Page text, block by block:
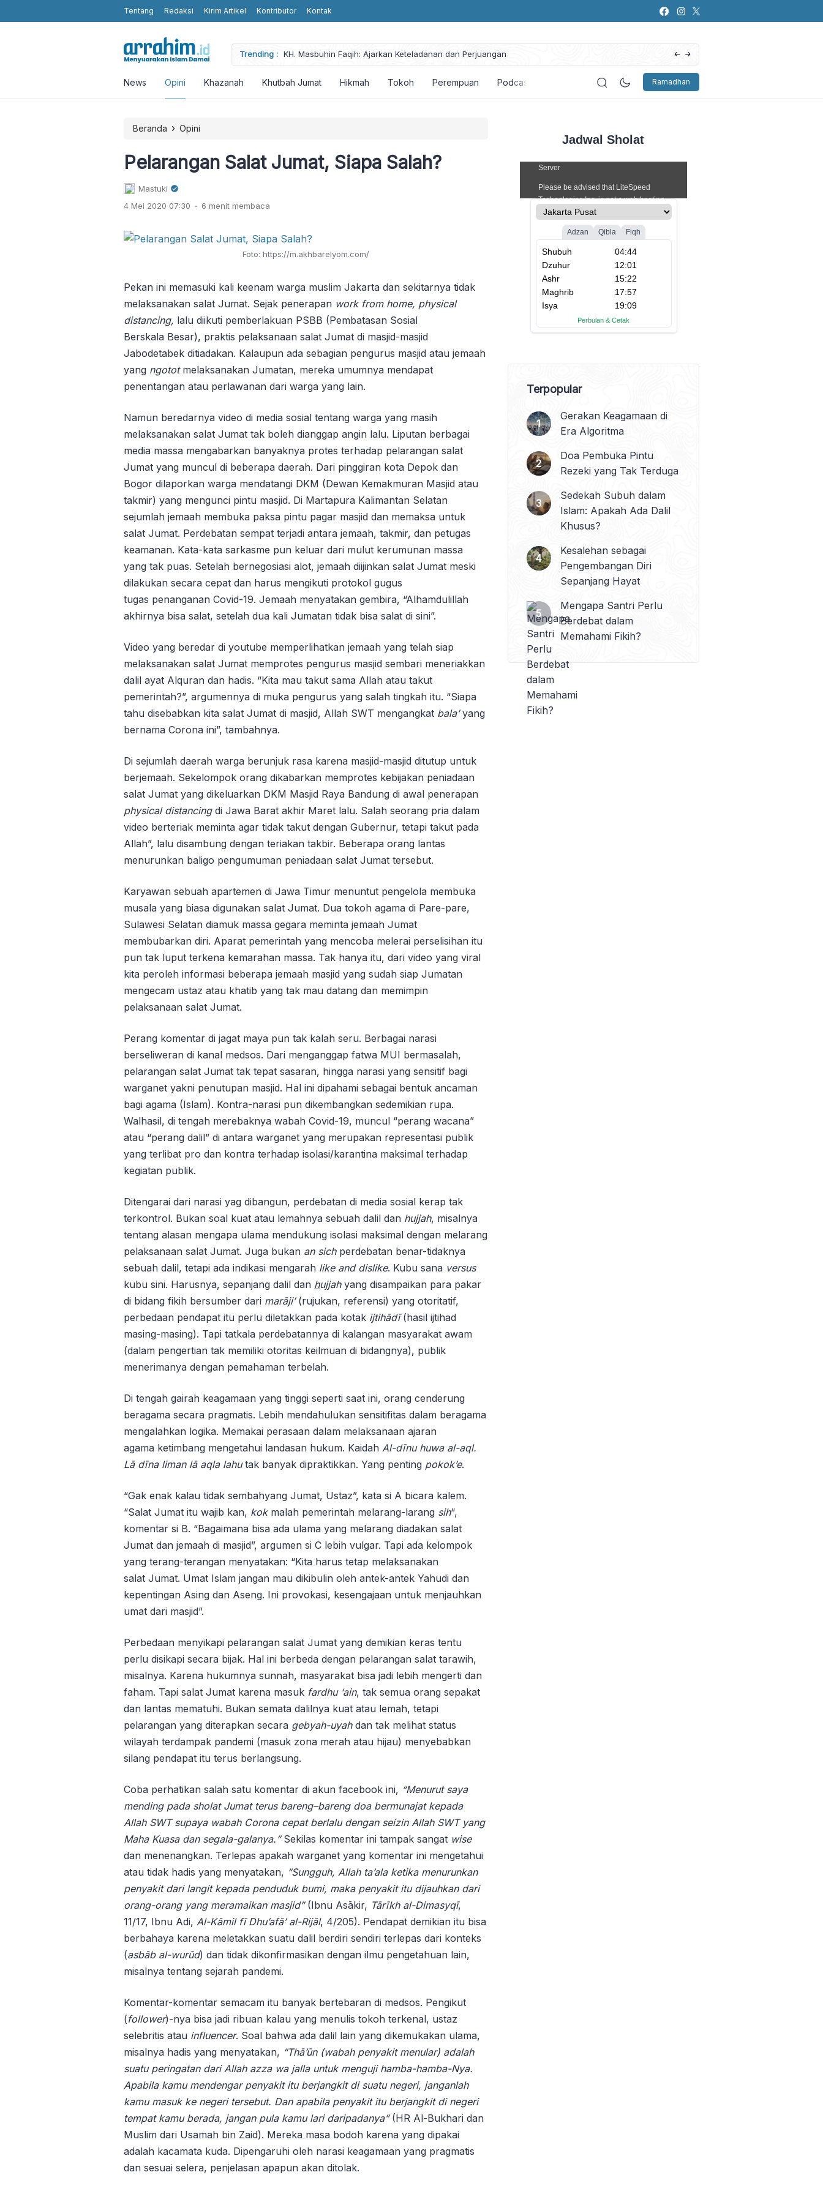
Tentang Redaksi Kirim Artikel Kontributor Kontak
Trending :
Humanity and Religious Values without Religious Attributes in the KH. Masbuhin Faqih: Ajarkan Keteladanan dan Perjuangan Artificial Intelligence (AI): Bagaimana
Ramadhan
News Opini Khazanah Khutbah Jumat Hikmah Tokoh Perempuan Podcast
Beranda › Opini
Pelarangan Salat Jumat, Siapa Salah?
Mastuki
4 Mei 2020 07:30 . 6 menit membaca
Foto: https://m.akhbarelyom.com/
Pekan ini memasuki kali keenam warga muslim Jakarta dan sekitarnya tidak
melaksanakan salat Jumat. Sejak penerapan work from home, physical
distancing, lalu diikuti pemberlakuan PSBB (Pembatasan Sosial
Berskala Besar), praktis pelaksanaan salat Jumat di masjid-masjid
Jabodetabek ditiadakan. Kalaupun ada sebagian pengurus masjid atau jemaah
yang ngototmelaksanakan Jumatan, mereka umumnya mendapat
penentangan atau perlawanan dari warga yang lain.
Namun beredarnya video di media sosial tentang warga yang masih
melaksanakan salat Jumat tak boleh dianggap angin lalu. Liputan berbagai
media massa mengabarkan banyaknya protes terhadap pelarangan salat
Jumat yang muncul di beberapa daerah. Dari pinggiran kota Depok dan
Bogor dilaporkan warga mendatangi DKM (Dewan Kemakmuran Masjid atau
takmir) yang mengunci pintu masjid. Di Martapura Kalimantan Selatan
sejumlah jemaah membuka paksa pintu pagar masjid dan memaksa untuk
salat Jumat. Perdebatan sempat terjadi antara jemaah, takmir, dan petugas
keamanan. Kata-kata sarkasme pun keluar dari mulut kerumunan massa
yang tak puas. Setelah bernegosiasi alot, jemaah diijinkan salat Jumat meski
dilakukan secara cepat dan harus mengikuti protokol gugus
tugas penanganan Covid-19. Jemaah menyatakan gembira, “Alhamdulillah
akhirnya bisa salat, setelah dua kali Jumatan tidak bisa salat di sini”.
Video yang beredar di youtube memperlihatkan jemaah yang telah siap
melaksanakan salat Jumat memprotes pengurus masjid sembari meneriakkan
dalil ayat Alquran dan hadis. “Kita mau takut sama Allah atau takut
pemerintah?”, argumennya di muka pengurus yang salah tingkah itu. “Siapa
tahu disebabkan kita salat Jumat di masjid, Allah SWT mengangkat bala’yang
bernama Corona ini”, tambahnya.
Di sejumlah daerah warga berunjuk rasa karena masjid-masjid ditutup untuk
berjemaah. Sekelompok orang dikabarkan memprotes kebijakan peniadaan
salat Jumat yang dikeluarkan DKM Masjid Raya Bandung di awal penerapan
physical distancingdi Jawa Barat akhir Maret lalu. Salah seorang pria dalam
video berteriak meminta agar tidak takut dengan Gubernur, tetapi takut pada
Allah”, lalu disambung dengan teriakan takbir. Beberapa orang lantas
menurunkan baligo pengumuman peniadaan salat Jumat tersebut.
Karyawan sebuah apartemen di Jawa Timur menuntut pengelola membuka
musala yang biasa digunakan salat Jumat. Dua tokoh agama di Pare-pare,
Sulawesi Selatan diamuk massa gegara meminta jemaah Jumat
membubarkan diri. Aparat pemerintah yang mencoba melerai perselisihan itu
pun tak luput terkena kemarahan massa. Tak hanya itu, dari video yang viral
kita peroleh informasi beberapa jemaah masjid yang sudah siap Jumatan
mengecam ustaz atau khatib yang tak mau datang dan memimpin
pelaksanaan salat Jumat.
Perang komentar di jagat maya pun tak kalah seru. Berbagai narasi
berseliweran di kanal medsos. Dari menganggap fatwa MUI bermasalah,
pelarangan salat Jumat tak tepat sasaran, hingga narasi yang sensitif bagi
warganet yakni penutupan masjid. Hal ini dipahami sebagai bentuk ancaman
bagi agama (Islam). Kontra-narasi pun dikembangkan sedemikian rupa.
Walhasil, di tengah merebaknya wabah Covid-19, muncul “perang wacana”
atau “perang dalil” di antara warganet yang merupakan representasi publik
yang terlibat pro dan kontra terhadap isolasi/karantina maksimal terhadap
kegiatan publik.
Ditengarai dari narasi yag dibangun, perdebatan di media sosial kerap tak
terkontrol. Bukan soal kuat atau lemahnya sebuah dalil dan hujjah, misalnya
tentang alasan mengapa ulama mendukung isolasi maksimal dengan melarang
pelaksanaan salat Jumat. Juga bukan an sichperdebatan benar-tidaknya
sebuah dalil, tetapi ada indikasi mengarah like and dislike. Kubu sana versus
kubu sini. Harusnya, sepanjang dalil dan hujjahyang disampaikan para pakar
di bidang fikih bersumber dari marāji’(rujukan, referensi) yang otoritatif,
perbedaan pendapat itu perlu diletakkan pada kotak ijtihādī(hasil ijtihad
masing-masing). Tapi tatkala perdebatannya di kalangan masyarakat awam
(dalam pengertian tak memiliki otoritas keilmuan di bidangnya), publik
menerimanya dengan pemahaman terbelah.
Di tengah gairah keagamaan yang tinggi seperti saat ini, orang cenderung
beragama secara pragmatis. Lebih mendahulukan sensitifitas dalam beragama
mengalahkan logika. Memakai perasaan dalam melaksanaan ajaran
agama ketimbang mengetahui landasan hukum. Kaidah Al-dīnu huwa al-aql.
Lā dīna liman lā aqla lahutak banyak dipraktikkan. Yang penting pokok’e.
“Gak enak kalau tidak sembahyang Jumat, Ustaz”, kata si A bicara kalem.
“Salat Jumat itu wajib kan, kokmalah pemerintah melarang-larang sih“,
komentar si B. “Bagaimana bisa ada ulama yang melarang diadakan salat
Jumat dan jemaah di masjid”, argumen si C lebih vulgar. Tapi ada kelompok
yang terang-terangan menyatakan: “Kita harus tetap melaksanakan
salat Jumat. Umat Islam jangan mau dikibulin oleh antek-antek Yahudi dan
kepentingan Asing dan Aseng. Ini provokasi, kesengajaan untuk menjauhkan
umat dari masjid”.
Perbedaan menyikapi pelarangan salat Jumat yang demikian keras tentu
perlu disikapi secara bijak. Hal ini berbeda dengan pelarangan salat tarawih,
misalnya. Karena hukumnya sunnah, masyarakat bisa jadi lebih mengerti dan
faham. Tapi salat Jumat karena masuk fardhu ‘ain, tak semua orang sepakat
dan lantas mematuhi. Bukan semata dalilnya kuat atau lemah, tetapi
pelarangan yang diterapkan secara gebyah-uyahdan tak melihat status
wilayah terdampak pandemi (masuk zona merah atau hijau) menyebabkan
silang pendapat itu terus berlangsung.
Coba perhatikan salah satu komentar di akun facebook ini, “Menurut saya
mending pada sholat Jumat terus bareng–bareng doa bermunajat kepada
Allah SWT supaya wabah Corona cepat berlalu dengan seizin Allah SWT yang
Maha Kuasa dan segala-galanya. “Sekilas komentar ini tampak sangat wise
dan menenangkan. Terlepas apakah warganet yang komentar ini mengetahui
atau tidak hadis yang menyatakan, “Sungguh, Allah ta’ala ketika menurunkan
penyakit dari langit kepada penduduk bumi, maka penyakit itu dijauhkan dari
orang-orang yang meramaikan masjid”(Ibnu Asākir, Tārīkh al-Dimasyqī,
11/17, Ibnu Adi, Al-Kāmil fī Dhu’afā’al-Rijāl, 4/205). Pendapat demikian itu bisa
berbahaya karena meletakkan suatu dalil berdiri sendiri terlepas dari konteks
(asbāb al-wurūd) dan tidak dikonfirmasikan dengan ilmu pengetahuan lain,
misalnya tentang sejarah pandemi.
Komentar-komentar semacam itu banyak bertebaran di medsos. Pengikut
(follower)-nya bisa jadi ribuan kalau yang menulis tokoh terkenal, ustaz
selebritis atau influencer. Soal bahwa ada dalil lain yang dikemukakan ulama,
misalnya hadis yang menyatakan, “Thā’ūn (wabah penyakit menular) adalah
suatu peringatan dari Allah azza wa jalla untuk menguji hamba-hamba-Nya.
Apabila kamu mendengar penyakit itu berjangkit di suatu negeri, janganlah
kamu masuk ke negeri tersebut. Dan apabila penyakit itu berjangkit di negeri
tempat kamu berada, jangan pula kamu lari daripadanya”(HR Al-Bukhari dan
Muslim dari Usamah bin Zaid). Mereka masa bodoh karena yang dipakai
adalah kacamata kuda. Dipengaruhi oleh narasi keagamaan yang pragmatis
dan sesuai selera, penjelasan apapun akan ditolak.
Jadwal Sholat
Terpopular
Gerakan Keagamaan di
Era Algoritma
Doa Pembuka Pintu
Rezeki yang Tak Terduga
Sedekah Subuh dalam
Islam: Apakah Ada Dalil
Khusus?
Kesalehan sebagai
Pengembangan Diri
Sepanjang Hayat
Mengapa Santri Perlu
Berdebat dalam
Memahami Fikih?